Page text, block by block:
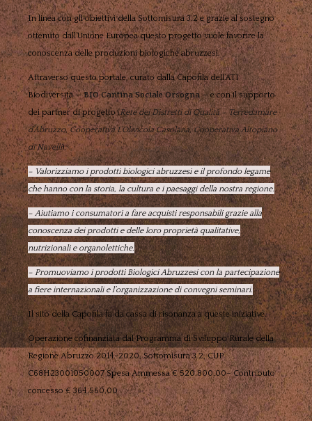
In linea con gli obiettivi della Sottomisura 3.2 e grazie al sostegno
ottenuto dall’Unione Europea questo progetto vuole favorire la
conoscenza delle produzioni biologiche abruzzesi.
Attraverso questo portale, curato dalla Capofila dell’ATI
Biodiversità —BIO Cantina Sociale Orsogna— e con il supporto
dei partner di progetto (Rete dei Distretti di Qualità – Terredamare
d’Abruzzo, Cooperativa L’Olivicola Casolana,Cooperativa Altopiano
di Navelli),
– Valorizziamo i prodotti biologici abruzzesi e il profondo legame
che hanno con la storia, la cultura e i paesaggi della nostra regione.
– Aiutiamo i consumatori a fare acquisti responsabili grazie alla
conoscenza dei prodotti e delle loro proprietà qualitative,
nutrizionali e organolettiche.
– Promuoviamo i prodotti Biologici Abruzzesi con la partecipazione
a fiere internazionali e l’organizzazione di convegni seminari.
Il sito della Capofila fa da cassa di risonanza a queste iniziative.
Operazione cofinanziata dal Programma di Sviluppo Rurale della
Regione Abruzzo 2014-2020, Sottomisura 3.2, CUP
C68H23001050007 Spesa Ammessa € 520.800,00– Contributo
concesso € 364.560,00